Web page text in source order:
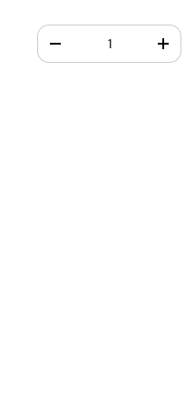
Anzahl
-
+